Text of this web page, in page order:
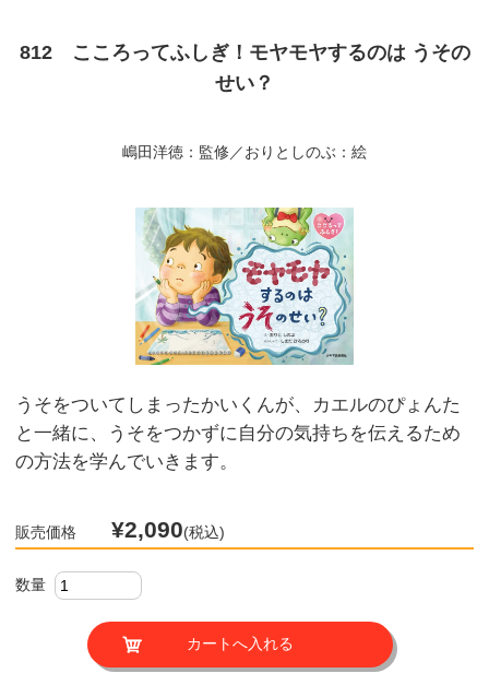
812 こころってふしぎ！モヤモヤするのは うその
せい？
嶋田洋徳：監修／おりとしのぶ：絵
うそをついてしまったかいくんが、カエルのぴょんた
と一緒に、うそをつかずに自分の気持ちを伝えるため
の方法を学んでいきます。
販売価格 ¥2,090(税込)
数量